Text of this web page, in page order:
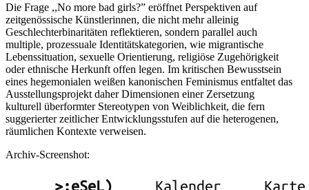
Die Frage ,,No more bad girls?” eröffnet Perspektiven auf
zeitgenössische Künstlerinnen, die nicht mehr alleinig
Geschlechterbinaritäten reflektieren, sondern parallel auch
multiple, prozessuale Identitätskategorien, wie migrantische
Lebenssituation, sexuelle Orientierung, religiöse Zugehörigkeit
oder ethnische Herkunft offen legen. Im kritischen Bewusstsein
eines hegemonialen weißen kanonischen Feminismus entfaltet das
Ausstellungsprojekt daher Dimensionen einer Zersetzung
kulturell überformter Stereotypen von Weiblichkeit, die fern
suggerierter zeitlicher Entwicklungsstufen auf die heterogenen,
räumlichen Kontexte verweisen.
Archiv-Screenshot: